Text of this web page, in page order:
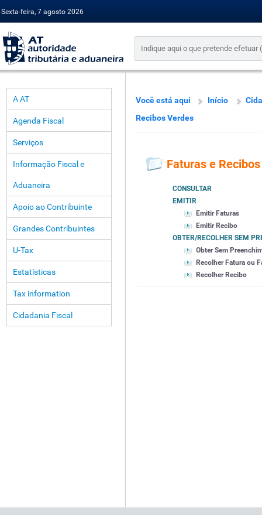
Sexta-feira, 7 agosto 2026
A AT
Agenda Fiscal
Serviços
Informação Fiscal e
Aduaneira
Apoio ao Contribuinte
Grandes Contribuintes
U-Tax
Estatísticas
Tax information
Cidadania Fiscal
Você está aqui Início
Recibos Verdes
Faturas e
CONSULTAR
EMITIR
Emitir Faturas
Emitir Recibo
OBTER/RECOLHER SEM
Obter Sem
Recolher Fatura ou
Recolher Recibo